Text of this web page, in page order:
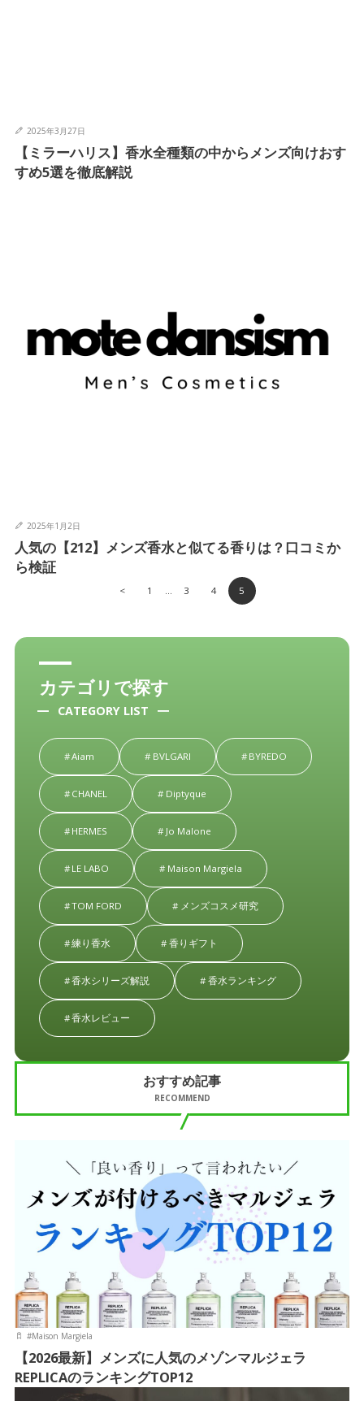
2025年3月27日
【ミラーハリス】香水全種類の中からメンズ向けおす
すめ5選を徹底解説
2025年1月2日
人気の【212】メンズ香水と似てる香りは？口コミか
ら検証
< 1 … 3 4 5
カテゴリで探す
CATEGORY LIST
Aiam BVLGARI BYREDO
CHANEL Diptyque
HERMES Jo Malone
LE LABO Maison Margiela
TOM FORD メンズコスメ研究
練り香水 香りギフト
香水シリーズ解説 香水ランキング
香水レビュー
おすすめ記事
RECOMMEND
#Maison Margiela
【2026最新】メンズに人気のメゾンマルジェラ
REPLICAのランキングTOP12